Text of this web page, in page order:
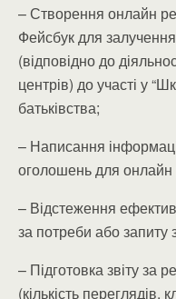
– Створення онлайн
Фейсбук для
(відповідно до
центрів) до участі у
батьківства;
– Написання
оголошень для онлайн
– Відстеження
за потреби або запиту
– Підготовка звіту за
(кількість